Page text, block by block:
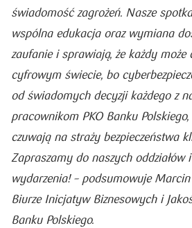
świadomość zagrożeń. Nasze
wspólna edukacja oraz wymiana
zaufanie i sprawiają, że każdy może
cyfrowym świecie, bo
od świadomych decyzji każdego z
pracownikom PKO Banku
czuwają na straży bezpieczeństwa
Zapraszamy do naszych oddziałów
wydarzenia! – podsumowuje
Biurze Inicjatyw Biznesowych i
Banku Polskiego.